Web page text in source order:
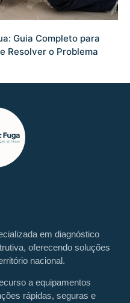
Guia Completo para
Resolver o Problema
em diagnóstico
oferecendo soluções
nacional.
a equipamentos
rápidas, seguras e